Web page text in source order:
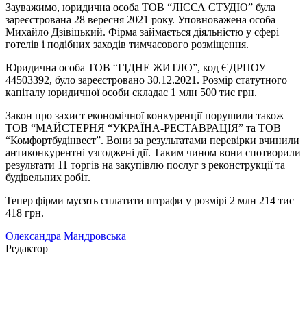
Зауважимо, юридична особа ТОВ “ЛІССА СТУДІО” була
зареєстрована 28 вересня 2021 року. Уповноважена особа –
Михайло Дзівіцький. Фірма займається діяльністю у сфері
готелів і подібних заходів тимчасового розміщення.
Юридична особа ТОВ “ГІДНЕ ЖИТЛО”, код ЄДРПОУ
44503392, було зареєстровано 30.12.2021. Розмір статутного
капіталу юридичної особи складає 1 млн 500 тис грн.
Закон про захист економічної конкуренції порушили також
ТОВ “МАЙСТЕРНЯ “УКРАЇНА-РЕСТАВРАЦІЯ” та ТОВ
“Комфортбудінвест”. Вони за результатами перевірки вчинили
антиконкурентні узгоджені дії. Таким чином вони спотворили
результати 11 торгів на закупівлю послуг з реконструкції та
будівельних робіт.
Тепер фірми мусять сплатити штрафи у розмірі 2 млн 214 тис
418 грн.
Олександра Мандровська
Редактор